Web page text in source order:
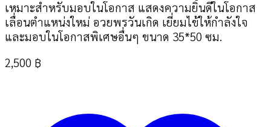
เหมาะสำหรับมอบในโอกาส แสดงความยินดีในโอกาส
เลื่อนตำแหน่งใหม่ อวยพรวันเกิด เยี่ยมไข้ให้กำลังใจ
และมอบในโอกาสพิเศษอื่นๆ ขนาด 35*50 ซม.
2,500 ฿